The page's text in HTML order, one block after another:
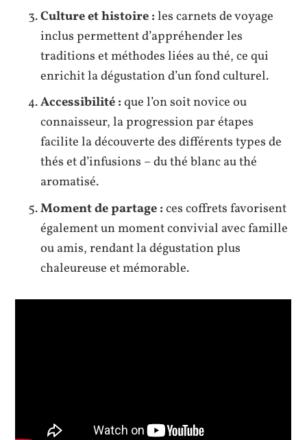
Culture et histoire :les carnets de voyage
inclus permettent d’appréhender les
traditions et méthodes liées au thé, ce qui
enrichit la dégustation d’un fond culturel.
Accessibilité :que l’on soit novice ou
connaisseur, la progression par étapes
facilite la découverte des différents types de
thés et d’infusions – du thé blanc au thé
aromatisé.
Moment de partage :ces coffrets favorisent
également un moment convivial avec famille
ou amis, rendant la dégustation plus
chaleureuse et mémorable.